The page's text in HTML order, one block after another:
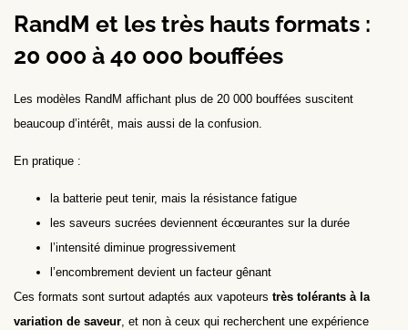
RandM et les très hauts formats :
20 000 à 40 000 bouffées
Les modèles RandM affichant plus de 20 000 bouffées suscitent
beaucoup d’intérêt, mais aussi de la confusion.
En pratique :
la batterie peut tenir, mais la résistance fatigue
les saveurs sucrées deviennent écœurantes sur la durée
l’intensité diminue progressivement
l’encombrement devient un facteur gênant
Ces formats sont surtout adaptés aux vapoteurs très tolérants à la
variation de saveur, et non à ceux qui recherchent une expérience